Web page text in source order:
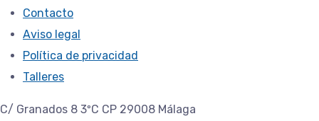
Contacto
Aviso legal
Política de privacidad
Talleres
C/ Granados 8 3ºC CP 29008 Málaga